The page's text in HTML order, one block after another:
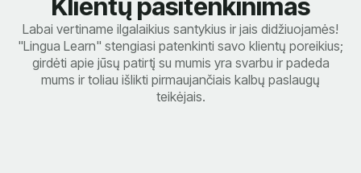
Klientų pasitenkinimas
Labai vertiname ilgalaikius santykius ir jais didžiuojamės!
"Lingua Learn" stengiasi patenkinti savo klientų poreikius;
girdėti apie jūsų patirtį su mumis yra svarbu ir padeda
mums ir toliau išlikti pirmaujančiais kalbų paslaugų
teikėjais.